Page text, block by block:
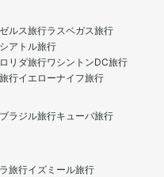
ルス旅行ラスベガス旅行
シアトル旅行
リダ旅行ワシントンDC旅行
行イエローナイフ旅行
ブラジル旅行キューバ旅行
旅行イズミール旅行